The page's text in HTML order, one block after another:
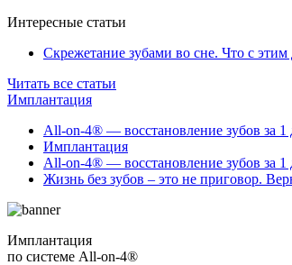
Интересные статьи
Скрежетание зубами во сне. Что с этим
Читать все статьи
Имплантация
All-on-4® — восстановление зубов за 1
Имплантация
All-on-4® — восстановление зубов за
Жизнь без зубов – это не приговор.
Имплантация
по системе All-on-4®